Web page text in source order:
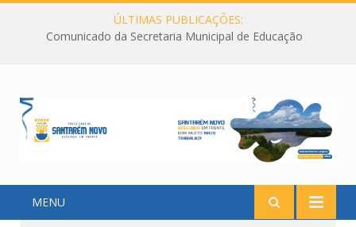
ÚLTIMAS PUBLICAÇÕES:
Comunicado da Secretaria Municipal de Educação
MENU